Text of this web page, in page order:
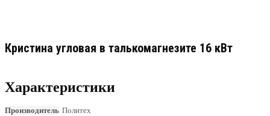
Кристина угловая в талькомагнезите 16 кВт
Характеристики
Производитель Политех